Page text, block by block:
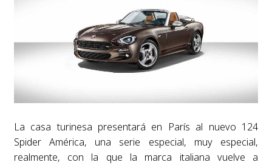
La casa turinesa presentará en París al nuevo 124
Spider América, una serie especial, muy especial,
realmente, con la que la marca italiana vuelve a